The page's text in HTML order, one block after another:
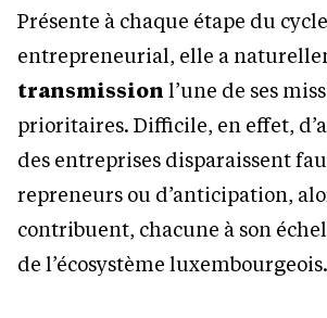
Présente à chaque étape du
entrepreneurial, elle a
transmission l’une de ses
prioritaires. Difficile, en effet,
des entreprises disparaissent
repreneurs ou d’anticipation,
contribuent, chacune à son
de l’écosystème luxembourgeois.